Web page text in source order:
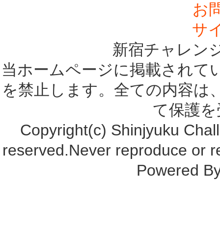
お
サ
新宿チャレン
当ホームページに掲載されて
を禁止します。全ての内容は
て保護
Copyright(c) Shinjyuku
reserved.Never reproduce or
Powered